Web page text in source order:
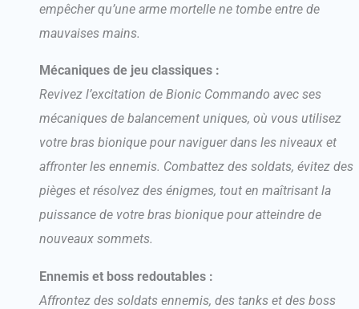
empêcher qu’une arme mortelle ne tombe entre de
mauvaises mains.
Mécaniques de jeu classiques :
Revivez l’excitation de Bionic Commando avec ses
mécaniques de balancement uniques, où vous utilisez
votre bras bionique pour naviguer dans les niveaux et
affronter les ennemis. Combattez des soldats, évitez des
pièges et résolvez des énigmes, tout en maîtrisant la
puissance de votre bras bionique pour atteindre de
nouveaux sommets.
Ennemis et boss redoutables :
Affrontez des soldats ennemis, des tanks et des boss